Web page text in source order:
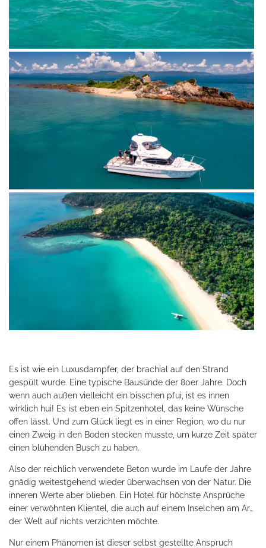
Es ist wie ein Luxusdampfer, der brachial auf den Strand
gespült wurde. Eine typische Bausünde der 80er Jahre. Doch
wenn auch außen vielleicht ein bisschen pfui, ist es innen
wirklich hui! Es ist eben ein Spitzenhotel, das keine Wünsche
offen lässt. Und zum Glück liegt es in einer Region, wo du nur
einen Zweig in den Boden stecken musste, um kurze Zeit später
einen blühenden Busch zu haben.
Also der reichlich verwendete Beton wurde im Laufe der Jahre
gnädig weitestgehend wieder überwachsen von der Natur. Die
inneren Werte aber blieben. Ein Hotel für höchste Ansprüche
einer verwöhnten Klientel, die auch auf einem Inselchen am Ar…
der Welt auf nichts verzichten möchte.
Nur einem Phänomen ist dieser selbst gestellte Anspruch